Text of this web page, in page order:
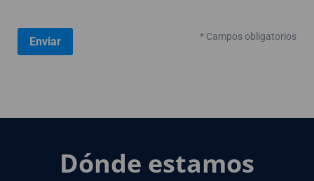
* Campos obligatorios
Dónde estamos